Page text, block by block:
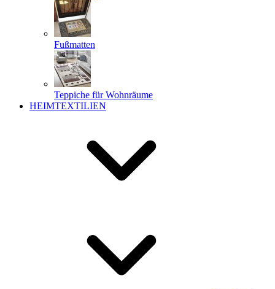
Fußmatten
Teppiche für Wohnräume
HEIMTEXTILIEN